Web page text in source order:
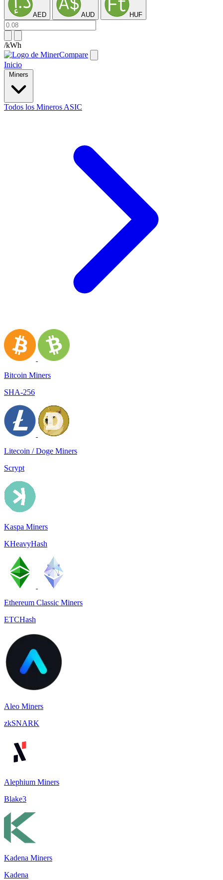
AED AUD HUF
/kWh
Inicio
Miners
Todos los Mineros ASIC
Bitcoin Miners
SHA-256
Litecoin / Doge Miners
Scrypt
Kaspa Miners
KHeavyHash
Ethereum Classic Miners
ETCHash
Aleo Miners
zkSNARK
Alephium Miners
Blake3
Kadena Miners
Kadena